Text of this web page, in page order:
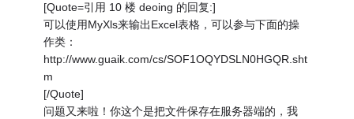
[Quote=引用 10 楼 deoing 的回复:]
可以使用MyXls来输出Excel表格，可以参与下面的操
作类：
http://www.guaik.com/cs/SOF1OQYDSLN0HGQR.sht
m
[/Quote]
问题又来啦！你这个是把文件保存在服务器端的，我